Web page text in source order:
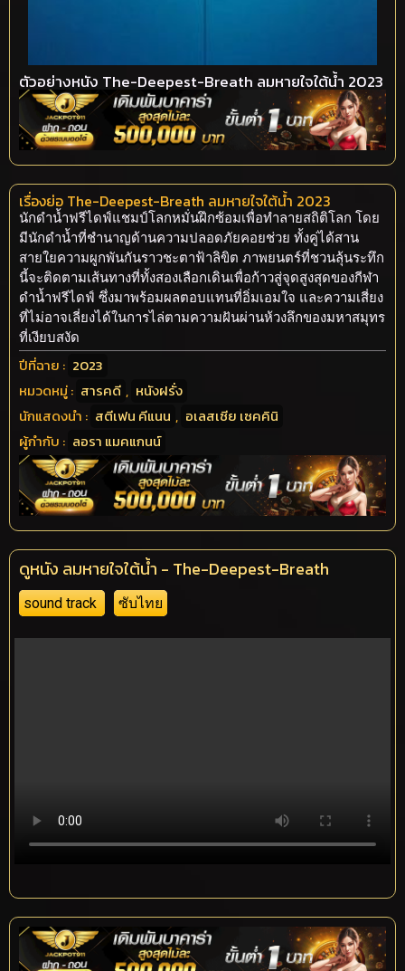
ตัวอย่างหนัง The-Deepest-Breath ลมหายใจใต้น้ำ 2023
เรื่องย่อ The-Deepest-Breath ลมหายใจใต้น้ำ 2023
นักดำน้ำฟรีไดฟ์แชมป์โลกหมั่นฝึกซ้อมเพื่อทำลายสถิติโลก โดย
มีนักดำน้ำที่ชำนาญด้านความปลอดภัยคอยช่วย ทั้งคู่ได้สาน
สายใยความผูกพันกันราวชะตาฟ้าลิขิต ภาพยนตร์ที่ชวนลุ้นระทึก
นี้จะติดตามเส้นทางที่ทั้งสองเลือกเดินเพื่อก้าวสู่จุดสูงสุดของกีฬา
ดำน้ำฟรีไดฟ์ ซึ่งมาพร้อมผลตอบแทนที่อิ่มเอมใจ และความเสี่ยง
ที่ไม่อาจเลี่ยงได้ในการไล่ตามความฝันผ่านห้วงลึกของมหาสมุทร
ที่เงียบสงัด
ปีที่ฉาย : 2023
หมวดหมู่ : สารคดี , หนังฝรั่ง
นักแสดงนำ : สตีเฟน คีแนน , อเลสเซีย เซคคินิ
ผู้กำกับ : ลอรา แมคแกนน์
ดูหนัง ลมหายใจใต้น้ำ - The-Deepest-Breath
sound track ซับไทย